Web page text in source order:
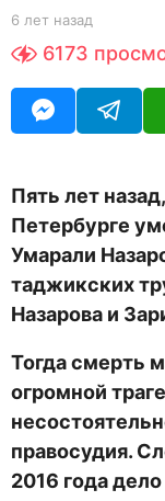
b
Y
O
R
6 лет назад
е
н
6173
Пять лет
Петербурге
Умарали
таджикских
Назарова и
Тогда смерть
огромной
правосудия.
2016 года